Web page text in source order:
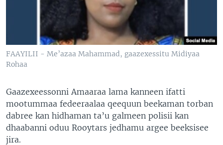
FAAYILII - Me’azaa Mahammad, gaazexessitu Midiyaa
Rohaa
Gaazexeessonni Amaaraa lama kanneen ifatti
mootummaa fedeeraalaa qeequun beekaman torban
dabree kan hidhaman ta’u galmeen polisii kan
dhaabanni oduu Rooytars jedhamu argee beeksisee
jira.